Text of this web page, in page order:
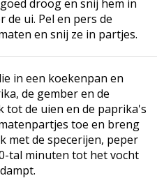
droog en snij hem in
de ui. Pel en pers de
en snij ze in partjes.
in een koekenpan en
de gember en de
tot de uien en de paprika's
toe en breng
met de specerijen, peper
tal minuten tot het vocht